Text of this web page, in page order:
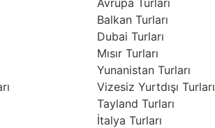
Avrupa Turları
Balkan Turları
Dubai Turları
Mısır Turları
Yunanistan Turları
Vizesiz Yurtdışı Turları
Tayland Turları
İtalya Turları